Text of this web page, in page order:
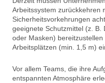
Arbeitssystem zurückkehren
Sicherheitsvorkehrungen
geeignete Schutzmittel (z. B.
oder Masken)
Arbeitsplätzen (min. 1,5 m)
Vor allem Teams, die ihre
entspannten Atmosphäre